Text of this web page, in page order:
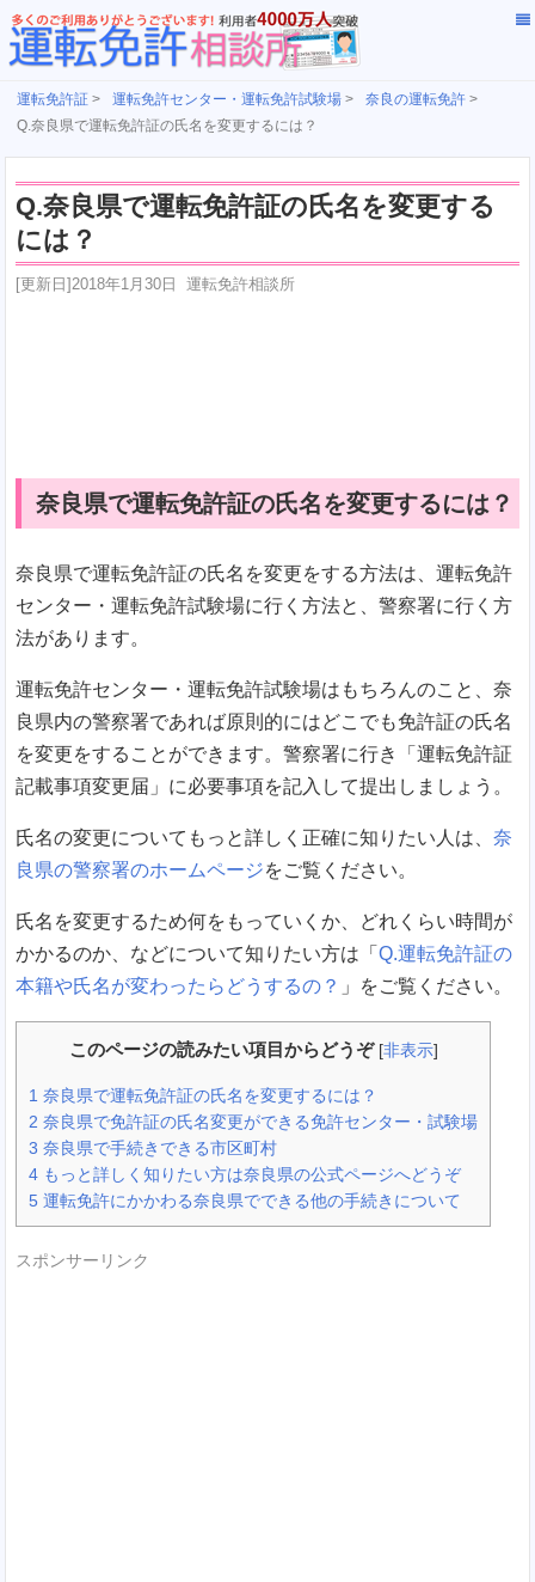
運転免許証 > 運転免許センター・運転免許試験場 > 奈良の運転免許 >
Q.奈良県で運転免許証の氏名を変更するには？
Q.奈良県で運転免許証の氏名を変更する
には？
[更新日]2018年1月30日 運転免許相談所
奈良県で運転免許証の氏名を変更するには？
奈良県で運転免許証の氏名を変更をする方法は、運転免許
センター・運転免許試験場に行く方法と、警察署に行く方
法があります。
運転免許センター・運転免許試験場はもちろんのこと、奈
良県内の警察署であれば原則的にはどこでも免許証の氏名
を変更をすることができます。警察署に行き「運転免許証
記載事項変更届」に必要事項を記入して提出しましょう。
氏名の変更についてもっと詳しく正確に知りたい人は、 奈
良県の警察署のホームページをご覧ください。
氏名を変更するため何をもっていくか、どれくらい時間が
かかるのか、などについて知りたい方は「 Q.運転免許証の
本籍や氏名が変わったらどうするの？ 」をご覧ください。
このページの読みたい項目からどうぞ [非表示]
1 奈良県で運転免許証の氏名を変更するには？
2 奈良県で免許証の氏名変更ができる免許センター・試験場
3 奈良県で手続きできる市区町村
4 もっと詳しく知りたい方は奈良県の公式ページへどうぞ
5 運転免許にかかわる奈良県でできる他の手続きについて
スポンサーリンク